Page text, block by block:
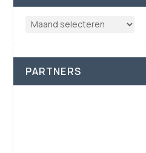
PARTNERS